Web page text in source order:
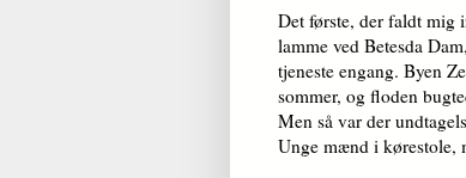
Det første, der faldt mig
lamme ved Betesda
tjeneste engang. Byen
sommer, og floden
Men så var der
Unge mænd i kørestole,